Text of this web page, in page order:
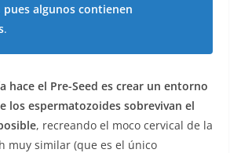
algunos contienen
.
hace el Pre-Seed es crear un entorno
los espermatozoides sobrevivan el
, recreando el moco cervical de la
muy similar (que es el único